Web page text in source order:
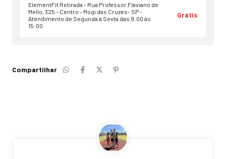
ElementFit Retirada - Rua Professor Flaviano de
Mello, 325 – Centro - Mogi das Cruzes- SP -
Atendimento de Segunda à Sexta das 9:00 às
15:00
Grátis
Compartilhar